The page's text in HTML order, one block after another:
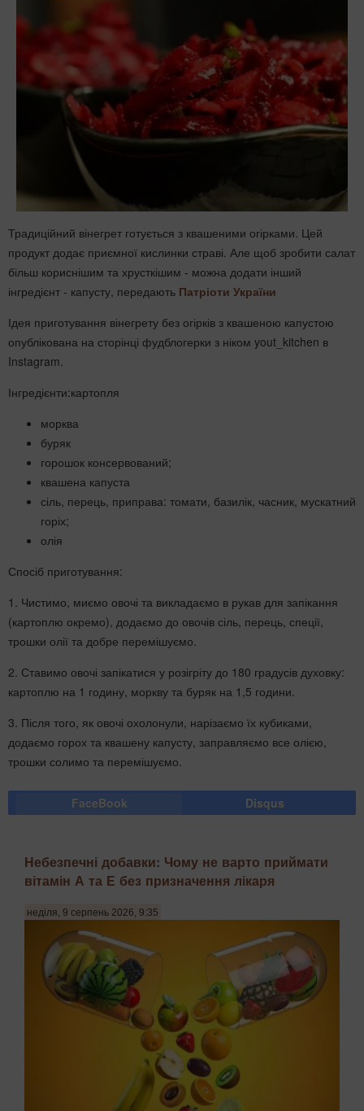
Традиційний вінегрет готується з квашеними огірками. Цей
продукт додає приємної кислинки страві. Але щоб зробити салат
більш кориснішим та хрусткішим - можна додати інший
інгредієнт - капусту, передають Патріоти України
Ідея приготування вінегрету без огірків з квашеною капустою
опублікована на сторінці фудблогерки з ніком yout_kitchen в
Instagram.
Інгредієнти:картопля
морква
буряк
горошок консервований;
квашена капуста
сіль, перець, приправа: томати, базилік, часник, мускатний
горіх;
олія
Спосіб приготування:
1. Чистимо, миємо овочі та викладаємо в рукав для запікання
(картоплю окремо), додаємо до овочів сіль, перець, спеції,
трошки олії та добре перемішуємо.
2. Ставимо овочі запікатися у розігріту до 180 градусів духовку:
картоплю на 1 годину, моркву та буряк на 1,5 години.
3. Після того, як овочі охолонули, нарізаємо їх кубиками,
додаємо горох та квашену капусту, заправляємо все олією,
трошки солимо та перемішуємо.
FaceBook Disqus
Небезпечні добавки: Чому не варто приймати
вітамін А та Е без призначення лікаря
неділя, 9 серпень 2026, 9:35